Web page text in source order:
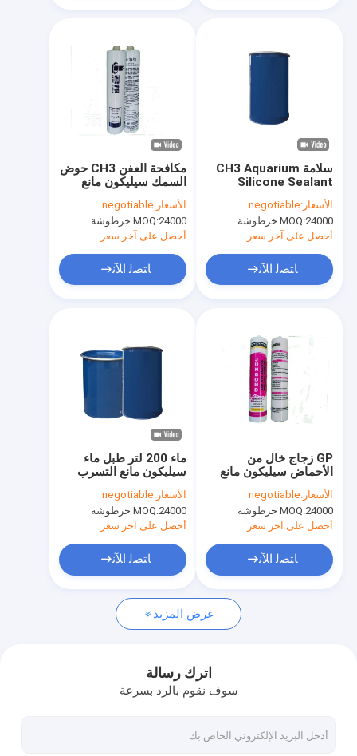
منتجات
معلومات عنا
جولة في المعمل
اتصل بنا
اطلب اقتباس
News
سيليكون مانع للتسرب
تسرب سيليكون البناء
رغوة البولي يوريثين
مكافحة العفن CH3 حوض
السمك سيليكون مانع
السمك الآمن سيليكون
الأسعار:negotiable
MOQ:24000 خرطوشة
أحصل على آخر سعر
ﺎﺘﺼﻟ ﺍﻶﻧ
سلامة CH3 Aquarium
Silicone Sealant
300ml Fish Tank
سيليكون مانع التسرب
الأسعار:negotiable
MOQ:24000 خرطوشة
أحصل على آخر سعر
ﺎﺘﺼﻟ ﺍﻶﻧ
ماء 200 لتر طبل ماء
سيليكون مانع التسرب
تحت الماء ISO 11600
الأسعار:negotiable
MOQ:24000 خرطوشة
أحصل على آخر سعر
ﺎﺘﺼﻟ ﺍﻶﻧ
GP زجاج خال من
الأحماض سيليكون مانع
سيليكون مقاوم للقالب
الأسعار:negotiable
MOQ:24000 خرطوشة
أحصل على آخر سعر
ﺎﺘﺼﻟ ﺍﻶﻧ
عرض المزيد
اترك رسالة
سوف نقوم بالرد بسرعة